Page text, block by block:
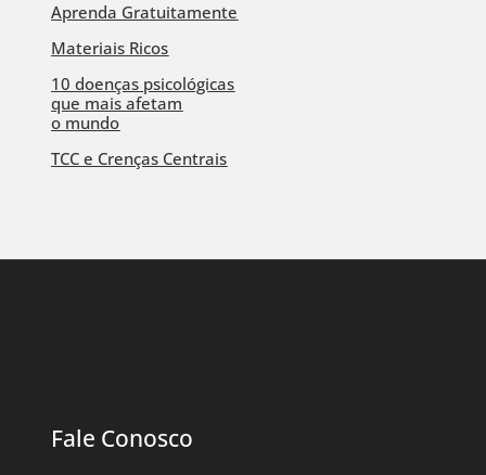
Aprenda Gratuitamente
Materiais Ricos
10 doenças psicológicas
que mais afetam
o mundo
TCC e Crenças Centrais
Fale Conosco